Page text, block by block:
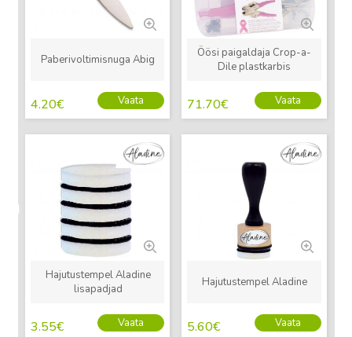
Paberivoltimisnuga Abig
4.20€ Vaata
Öösi paigaldaja Crop-a-
Dile plastkarbis
71.70€ Vaata
Hajutustempel Aladine
lisapadjad
3.55€ Vaata
Hajutustempel Aladine
5.60€ Vaata